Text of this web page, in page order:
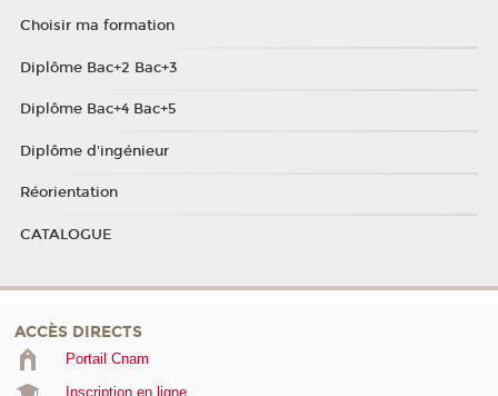
Choisir ma formation
Diplôme Bac+2 Bac+3
Diplôme Bac+4 Bac+5
Diplôme d'ingénieur
Réorientation
CATALOGUE
ACCÈS DIRECTS
Portail Cnam
Inscription en ligne